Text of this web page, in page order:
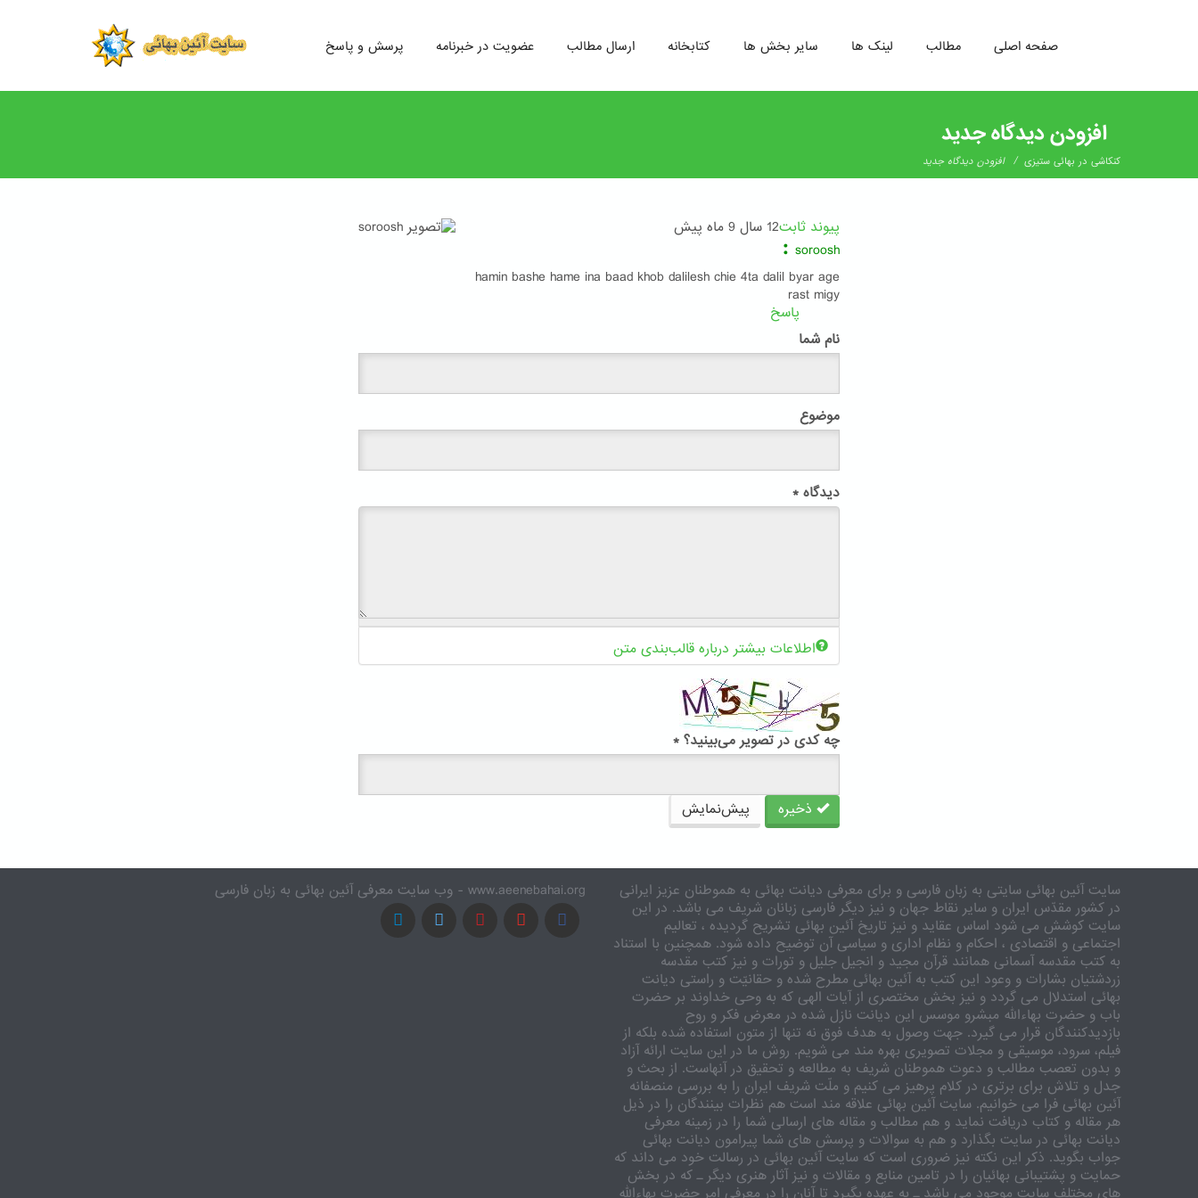
رفتن
پرسش و پاسخ عضویت در خبرنامه ارسال مطالب کتابخانه سایر بخش ها لینک ها مطالب صفحه اصلی
افزودن دیدگاه جدید
کنکاشی در بهائی ستيزی / افزودن دیدگاه جدید
پیوند ثابت12 سال 9 ماه پیش
soroosh
:
hamin bashe hame ina baad khob dalilesh chie 4ta dalil byar age
rast migy
پاسخ
نام شما
موضوع
دیدگاه *
اطلاعات بیشتر درباره قالب‌بندی متن
چه کدی در تصویر می‌بینید؟ *
ذخیره پیش‌نمایش
www.aeenebahai.org - وب سایت معرفی آئین بهائی به زبان فارسی
سایت آئین بهائی سایتی به زبان فارسی و برای معرفی دیانت بهائی به هموطنان عزیز ایرانی
در کشور مقدّس ایران و سایر نقاط جهان و نیز دیگر فارسی زبانان شریف می باشد. در این
سایت کوشش می شود اساس عقاید و نیز تاریخ آئین بهائی تشریح گردیده ، تعالیم
اجتماعی و اقتصادی ، احکام و نظام اداری و سیاسی آن توضیح داده شود. همچنین با استناد
به کتب مقدسه آسمانی همانند قرآن مجید و انجیل جلیل و تورات و نیز کتب مقدسه
زردشتیان بشارات و وعود این کتب به آئین بهائی مطرح شده و حقانیّت و راستی دیانت
بهائی استدلال می گردد و نیز بخش مختصری از آیات الهی که به وحی خداوند بر حضرت
باب و حضرت بهاءالله مبشرو موسس این دیانت نازل شده در معرض فکر و روح
بازدیدکنندگان قرار می گیرد. جهت وصول به هدف فوق نه تنها از متون استفاده شده بلکه از
فیلم، سرود، موسیقی و مجلات تصویری بهره مند می شویم. روش ما در این سایت ارائه آزاد
و بدون تعصب مطالب و دعوت هموطنان شریف به مطالعه و تحقیق در آنهاست. از بحث و
جدل و تلاش برای برتری در کلام پرهیز می کنیم و ملّت شریف ایران را به بررسی منصفانه
آئین بهائی فرا می خوانیم. سایت آئین بهائی علاقه مند است هم نظرات بینندگان را در ذیل
هر مقاله و کتاب دریافت نماید و هم مطالب و مقاله های ارسالی شما را در زمینه معرفی
دیانت بهائی در سایت بگذارد و هم به سوالات و پرسش های شما پیرامون دیانت بهائی
جواب بگوید. ذکر این نکته نیز ضروری است که سایت آئین بهائی در رسالت خود می داند که
حمایت و پشتیبانی بهائیان را در تامین منابع و مقالات و نیز آثار هنری دیگر ـ که در بخش
های مختلف سایت موجود می باشد ـ به عهده بگیرد تا آنان را در معرفی امر حضرت بهاءالله